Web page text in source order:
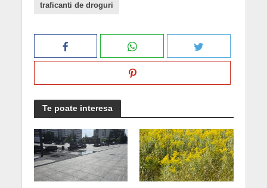
traficanti de droguri
Te poate interesa